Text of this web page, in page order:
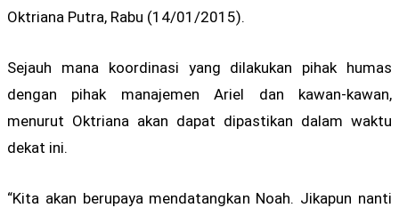
Oktriana Putra, Rabu (14/01/2015).
Sejauh mana koordinasi yang dilakukan pihak humas
dengan pihak manajemen Ariel dan kawan-kawan,
menurut Oktriana akan dapat dipastikan dalam waktu
dekat ini.
“Kita akan berupaya mendatangkan Noah. Jikapun nanti